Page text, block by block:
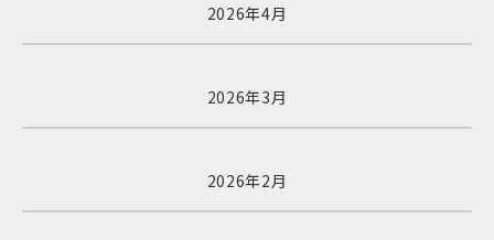
2026年4月
2026年3月
2026年2月